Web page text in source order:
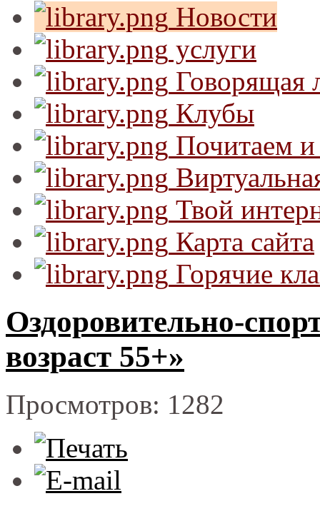
Новости
услуги
Говорящая
Клубы
Почитаем
Твой
Карта сайта
Горячие
Оздоровительно-
возраст 55+»
Просмотров: 1282